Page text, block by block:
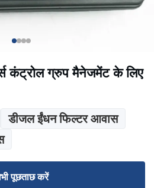
कंट्रोल ग्रुप मैनेजमेंट के लिए
डीजल ईंधन फिल्टर आवास
पूछताछ करें